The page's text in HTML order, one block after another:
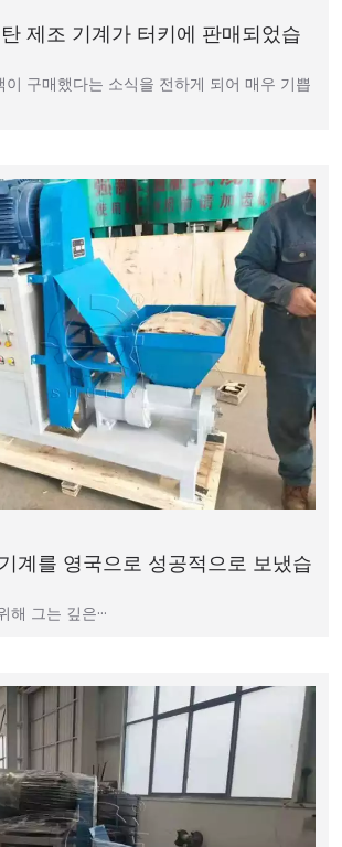
제조 기계가 터키에 판매되었습
이 구매했다는 소식을 전하게 되어 매우 기쁩
계를 영국으로 성공적으로 보냈습
그는 깊은···